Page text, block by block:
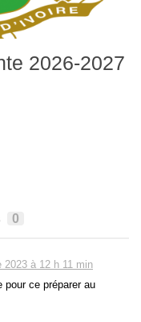
2026-2027
0
2023 à 12 h 11 min
pour ce préparer au